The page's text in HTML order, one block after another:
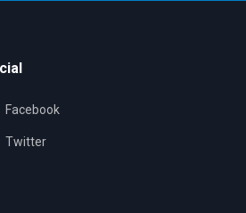
Facebook
Twitter